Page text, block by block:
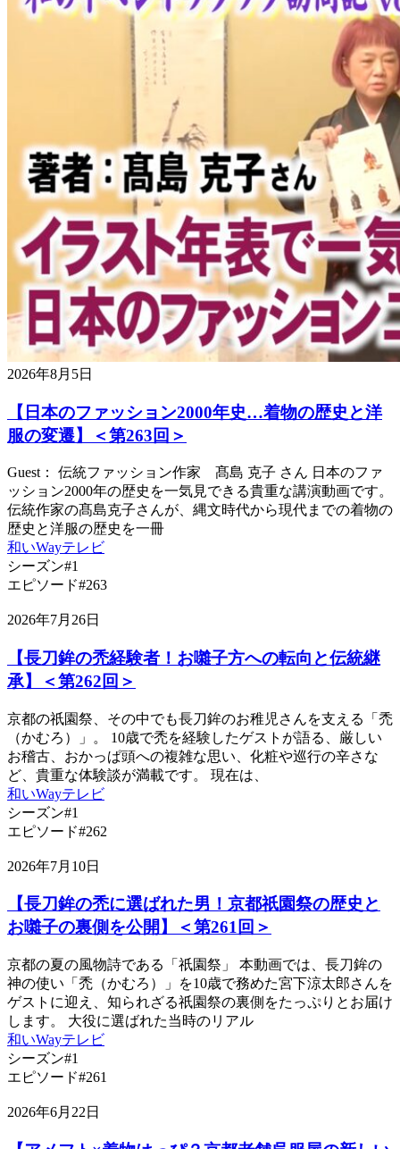
2026年8月5日
【日本のファッション2000年史…着物の歴史と洋
服の変遷】＜第263回＞
Guest： 伝統ファッション作家 髙島 克子 さん 日本のファ
ッション2000年の歴史を一気見できる貴重な講演動画です。
伝統作家の髙島克子さんが、縄文時代から現代までの着物の
歴史と洋服の歴史を一冊
和いWayテレビ
シーズン#1
エピソード#263
2026年7月26日
【長刀鉾の禿経験者！お囃子方への転向と伝統継
承】＜第262回＞
京都の祇園祭、その中でも長刀鉾のお稚児さんを支える「禿
（かむろ）」。 10歳で禿を経験したゲストが語る、厳しい
お稽古、おかっぱ頭への複雑な思い、化粧や巡行の辛さな
ど、貴重な体験談が満載です。 現在は、
和いWayテレビ
シーズン#1
エピソード#262
2026年7月10日
【長刀鉾の禿に選ばれた男！京都祇園祭の歴史と
お囃子の裏側を公開】＜第261回＞
京都の夏の風物詩である「祇園祭」 本動画では、長刀鉾の
神の使い「禿（かむろ）」を10歳で務めた宮下涼太郎さんを
ゲストに迎え、知られざる祇園祭の裏側をたっぷりとお届け
します。 大役に選ばれた当時のリアル
和いWayテレビ
シーズン#1
エピソード#261
2026年6月22日